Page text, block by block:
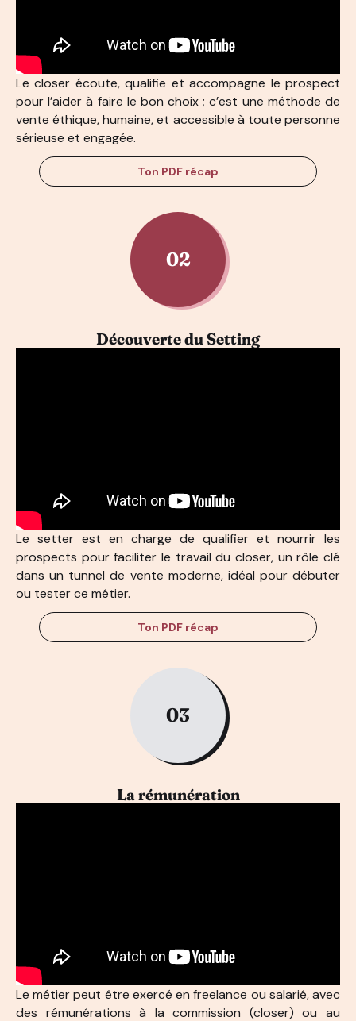
Le closer écoute, qualifie et accompagne le prospect
pour l’aider à faire le bon choix ; c’est une méthode de
vente éthique, humaine, et accessible à toute personne
sérieuse et engagée.
Ton PDF récap
02
Découverte du Setting
Le setter est en charge de qualifier et nourrir les
prospects pour faciliter le travail du closer, un rôle clé
dans un tunnel de vente moderne, idéal pour débuter
ou tester ce métier.
Ton PDF récap
03
La rémunération
Le métier peut être exercé en freelance ou salarié, avec
des rémunérations à la commission (closer) ou au